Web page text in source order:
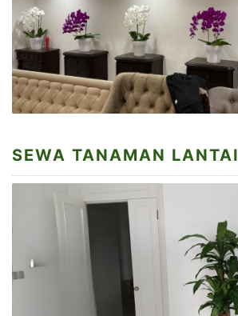
SEWA TANAMAN LANTAI